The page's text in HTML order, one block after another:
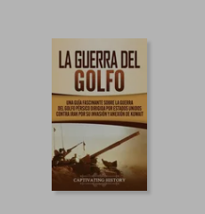
55%
dcto.